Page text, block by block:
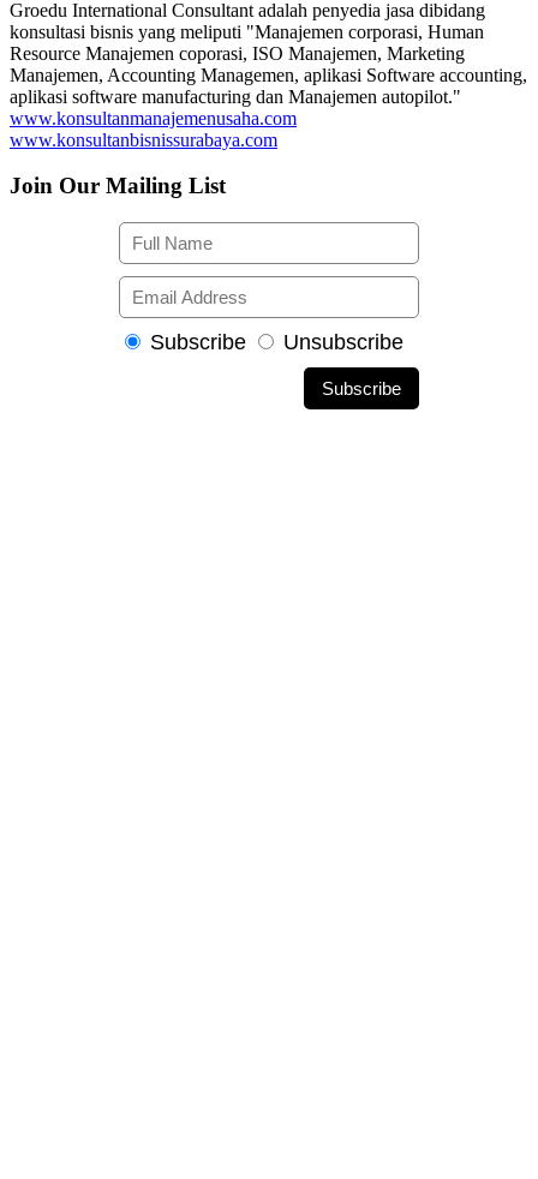
Groedu International Consultant adalah penyedia jasa dibidang
konsultasi bisnis yang meliputi "Manajemen corporasi, Human
Resource Manajemen coporasi, ISO Manajemen, Marketing
Manajemen, Accounting Managemen, aplikasi Software accounting,
aplikasi software manufacturing dan Manajemen autopilot."
www.konsultanmanajemenusaha.com
www.konsultanbisnissurabaya.com
Join Our Mailing List
Subscribe Unsubscribe